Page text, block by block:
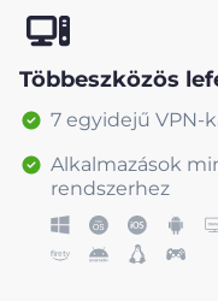
Többeszközös
7 egyidejű VPN-
Alkalmazások
rendszerhez